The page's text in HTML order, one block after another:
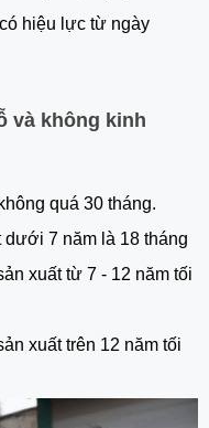
hiệu lực từ ngày
và không kinh
quá 30 tháng.
dưới 7 năm là 18 tháng
xuất từ 7 - 12 năm tối
xuất trên 12 năm tối